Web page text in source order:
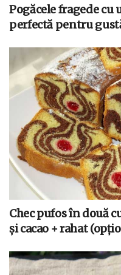
Pogăcele fragede cu
perfectă pentru
Chec pufos în două
și cacao + rahat